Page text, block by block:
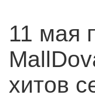
11 мая
хитов